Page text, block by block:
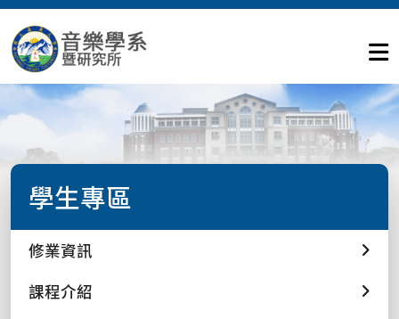
學生專區
修業資訊
課程介紹